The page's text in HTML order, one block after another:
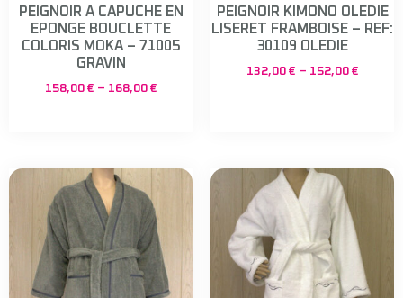
PEIGNOIR A CAPUCHE EN
EPONGE BOUCLETTE
COLORIS MOKA – 71005
GRAVIN
158,00 € – 168,00 €
PEIGNOIR KIMONO OLEDIE
LISERET FRAMBOISE – REF:
30109 OLEDIE
132,00 € – 152,00 €